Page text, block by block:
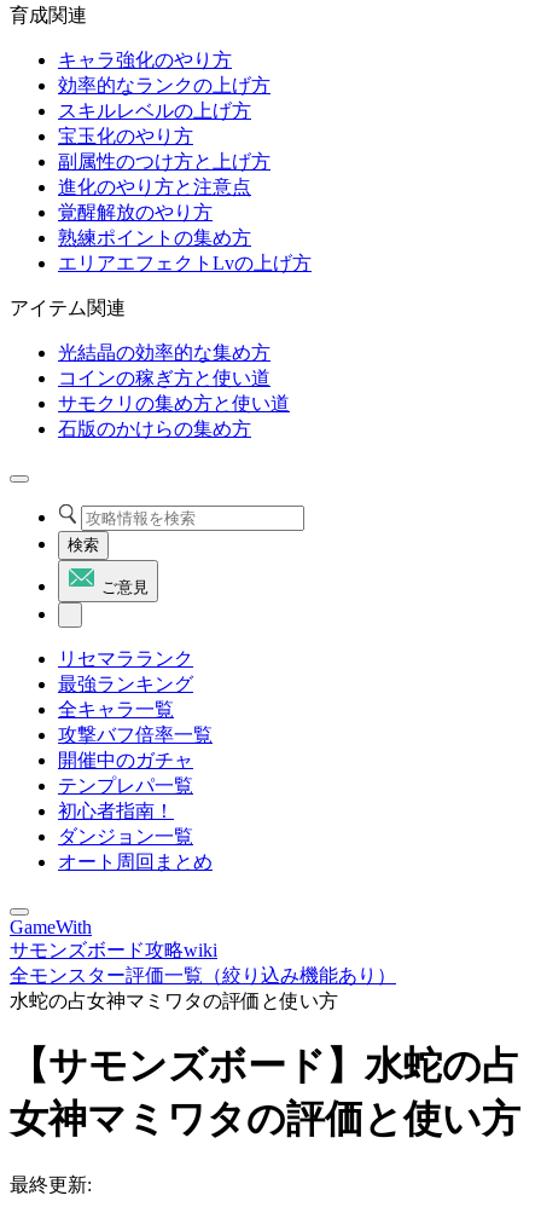
育成関連
キャラ強化のやり方
効率的なランクの上げ方
スキルレベルの上げ方
宝玉化のやり方
副属性のつけ方と上げ方
進化のやり方と注意点
覚醒解放のやり方
熟練ポイントの集め方
エリアエフェクトLvの上げ方
アイテム関連
光結晶の効率的な集め方
コインの稼ぎ方と使い道
サモクリの集め方と使い道
石版のかけらの集め方
検索
ご意見
リセマラランク
最強ランキング
全キャラ一覧
攻撃バフ倍率一覧
開催中のガチャ
テンプレパ一覧
初心者指南！
ダンジョン一覧
オート周回まとめ
GameWith
サモンズボード攻略wiki
全モンスター評価一覧（絞り込み機能あり）
水蛇の占女神マミワタの評価と使い方
【サモンズボード】水蛇の占
女神マミワタの評価と使い方
最終更新: